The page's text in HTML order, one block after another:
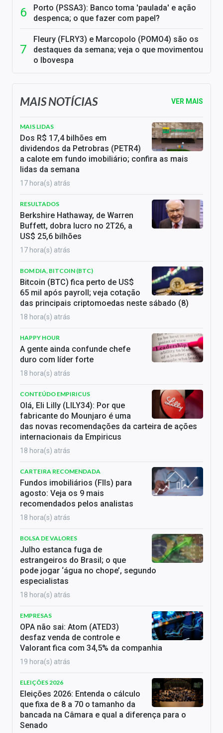
Porto (PSSA3): Banco toma 'paulada' e ação
despenca; o que fazer com papel?
Fleury (FLRY3) e Marcopolo (POMO4) são os
destaques da semana; veja o que movimentou
o Ibovespa
MAIS NOTÍCIAS VER MAIS
MAIS LIDAS
Dos R$ 17,4 bilhões em
dividendos da Petrobras (PETR4)
a calote em fundo imobiliário; confira as mais
lidas da semana
17 hora(s) atrás
RESULTADOS
Berkshire Hathaway, de Warren
Buffett, dobra lucro no 2T26, a
US$ 25,6 bilhões
17 hora(s) atrás
BOM DIA, BITCOIN (BTC)
Bitcoin (BTC) fica perto de US$
65 mil após payroll; veja cotação
das principais criptomoedas neste sábado (8)
18 hora(s) atrás
HAPPY HOUR
A gente ainda confunde chefe
duro com líder forte
18 hora(s) atrás
CONTEÚDO EMPIRICUS
Olá, Eli Lilly (LILY34): Por que
fabricante do Mounjaro é uma
das novas recomendações da carteira de ações
internacionais da Empiricus
18 hora(s) atrás
CARTEIRA RECOMENDADA
Fundos imobiliários (FIIs) para
agosto: Veja os 9 mais
recomendados pelos analistas
18 hora(s) atrás
BOLSA DE VALORES
Julho estanca fuga de
estrangeiros do Brasil; o que
pode jogar ‘água no chope’, segundo
especialistas
18 hora(s) atrás
EMPRESAS
OPA não sai: Atom (ATED3)
desfaz venda de controle e
Valorant fica com 34,5% da companhia
19 hora(s) atrás
ELEIÇÕES 2026
Eleições 2026: Entenda o cálculo
que fixa de 8 a 70 o tamanho da
bancada na Câmara e qual a diferença para o
Senado